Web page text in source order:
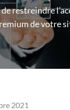
restreindre
de votre
2021